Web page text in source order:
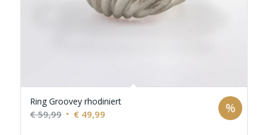
Ring Groovey rhodiniert
€59,99 Ursprünglicher
€49,99Aktueller
%